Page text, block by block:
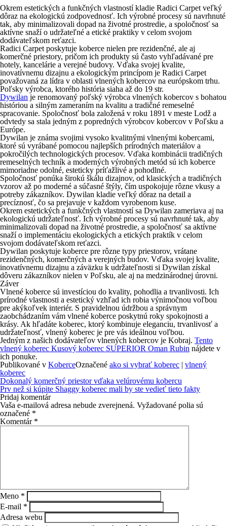
Okrem estetických a funkčných vlastností kladie Radici Carpet veľký
dôraz na ekologickú zodpovednosť. Ich výrobné procesy sú navrhnuté
tak, aby minimalizovali dopad na životné prostredie, a spoločnosť sa
aktívne snaží o udržateľné a etické praktiky v celom svojom
dodávateľskom reťazci.
Radici Carpet poskytuje koberce nielen pre rezidenčné, ale aj
komerčné priestory, pričom ich produkty sú často vyhľadávané pre
hotely, kancelárie a verejné budovy. Vďaka svojej kvalite,
inovatívnemu dizajnu a ekologickým princípom je Radici Carpet
považovaná za lídra v oblasti vlnených kobercov na európskom trhu.
Poľsky výrobca, ktorého história siaha až do 19 str.
Dywilan je renomovaný poľský výrobca vlnených kobercov s bohatou
históriou a silným zameraním na kvalitu a tradičné remeselné
spracovanie. Spoločnosť bola založená v roku 1891 v meste Lodž a
odvtedy sa stala jedným z popredných výrobcov kobercov v Poľsku a
Európe.
Dywilan je známa svojimi vysoko kvalitnými vlnenými kobercami,
ktoré sú vyrábané pomocou najlepších prírodných materiálov a
pokročilých technologických procesov. Vďaka kombinácii tradičných
remeselných techník a moderných výrobných metód sú ich koberce
mimoriadne odolné, esteticky príťažlivé a pohodlné.
Spoločnosť ponúka širokú škálu dizajnov, od klasických a tradičných
vzorov až po moderné a súčasné štýly, čím uspokojuje rôzne vkusy a
potreby zákazníkov. Dywilan kladie veľký dôraz na detail a
precíznosť, čo sa prejavuje v každom vyrobenom kuse.
Okrem estetických a funkčných vlastností sa Dywilan zameriava aj na
ekologickú udržateľnosť. Ich výrobné procesy sú navrhnuté tak, aby
minimalizovali dopad na životné prostredie, a spoločnosť sa aktívne
snaží o implementáciu ekologických a etických praktík v celom
svojom dodávateľskom reťazci.
Dywilan poskytuje koberce pre rôzne typy priestorov, vrátane
rezidenčných, komerčných a verejných budov. Vďaka svojej kvalite,
inovatívnemu dizajnu a záväzku k udržateľnosti si Dywilan získal
dôveru zákazníkov nielen v Poľsku, ale aj na medzinárodnej úrovni.
Záver
Vlnené koberce sú investíciou do kvality, pohodlia a trvanlivosti. Ich
prírodné vlastnosti a estetický vzhľad ich robia výnimočnou voľbou
pre akýkoľvek interiér. S pravidelnou údržbou a správnym
zaobchádzaním vám vlnené koberce poskytnú roky spokojnosti a
krásy. Ak hľadáte koberec, ktorý kombinuje eleganciu, trvanlivosť a
udržateľnosť, vlnený koberec je pre vás ideálnou voľbou.
Jedným z našich dodávateľov vlnených kobercov je Kobraj. Tento
vlnený koberec Kusový koberec SUPERIOR Oman Rubin nájdete v
ich ponuke.
Publikované v KoberceOznačené ako si vybrať koberec | vlnený
koberec
Navigácia
v
článku
Dokonalý komerčný priestor vďaka velúrovému kobercu
Prv než si kúpite Shaggy koberec mali by ste vedieť tieto fakty
Pridaj komentár
Vaša e-mailová adresa nebude zverejnená. Vyžadované polia sú
označené *
Komentár *
Meno *
E-mail *
Adresa webu